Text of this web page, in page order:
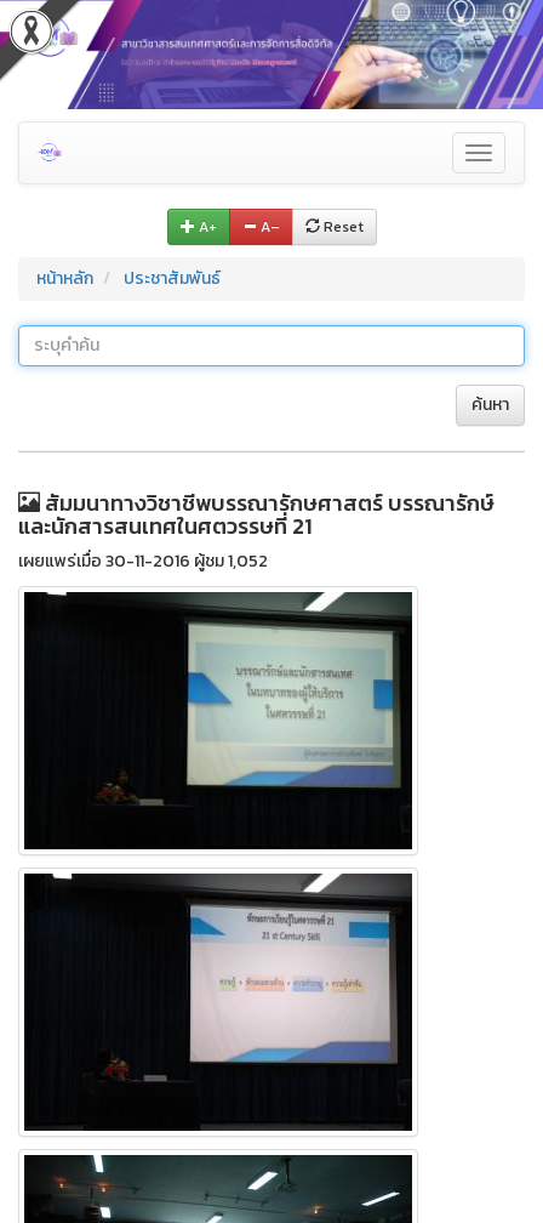
Toggle
A+ A– Reset
หน้าหลัก ประชาสัมพันธ์
ค้นหา
สัมมนาทางวิชาชีพบรรณารักษศาสตร์ บรรณารักษ์
และนักสารสนเทศในศตวรรษที่ 21
เผยแพร่เมื่อ 30-11-2016 ผู้ชม 1,052